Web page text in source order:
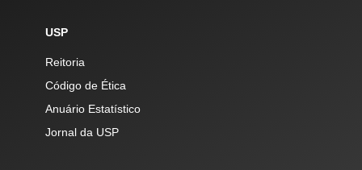
USP
Reitoria
Código de Ética
Anuário Estatístico
Jornal da USP